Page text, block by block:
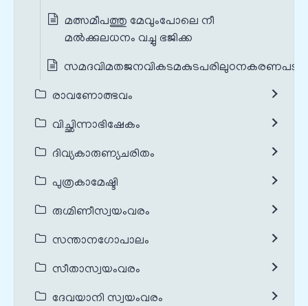
മത്സമീപത്തു മേവുംപോലെ നീ
മൽക്കുലധനം വച്ചു ഭജിക്ക
സമദവിമതജനവികടമകുടപരിലുഠനകരണപടു
രാവണോത്ഭവം
വിച്ഛിന്നാഭിഷേകം
ദിവ്യകാരുണ്യചരിതം
പുത്രകാമേഷ്ടി
രുഗ്മിണീസ്വയംവരം
സന്താനഗോപാലം
സീതാസ്വയംവരം
ദേവയാനി സ്വയംവരം